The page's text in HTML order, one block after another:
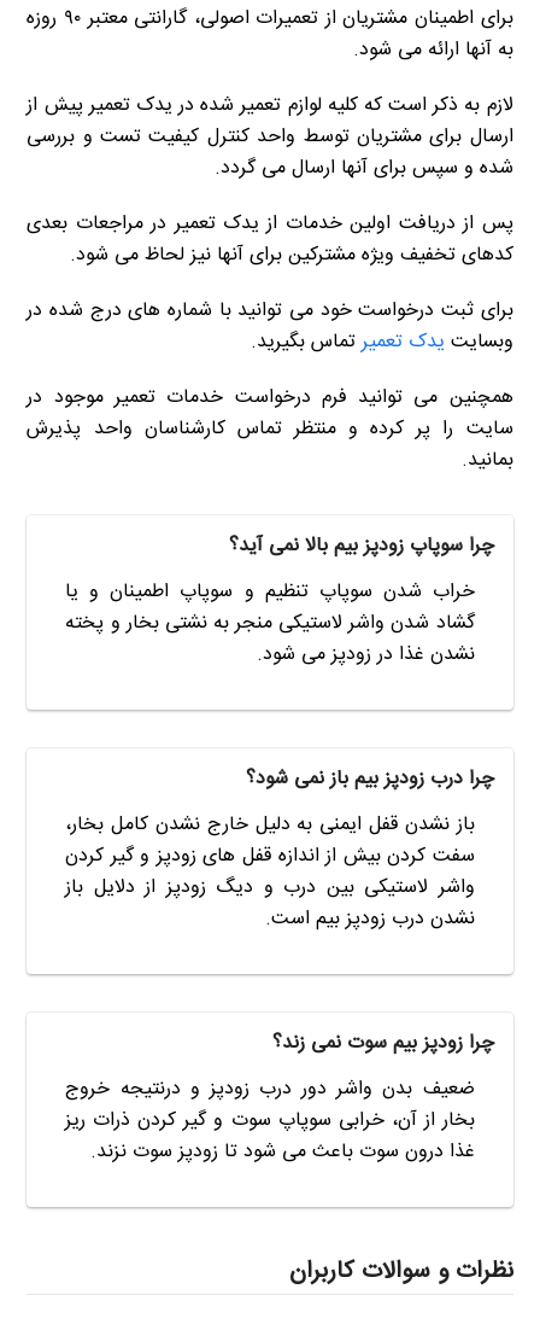
برای اطمینان مشتریان از تعمیرات اصولی، گارانتی معتبر ۹۰ روزه
به آنها ارائه می شود.
لازم به ذکر است که کلیه لوازم تعمیر شده در یدک تعمیر پیش از
ارسال برای مشتریان توسط واحد کنترل کیفیت تست و بررسی
شده و سپس برای آنها ارسال می گردد.
پس از دریافت اولین خدمات از یدک تعمیر در مراجعات بعدی
کدهای تخفیف ویژه مشترکین برای آنها نیز لحاظ می شود.
برای ثبت درخواست خود می توانید با شماره های درج شده در
وبسایت یدک تعمیرتماس بگیرید.
همچنین می توانید فرم درخواست خدمات تعمیر موجود در
سایت را پر کرده و منتظر تماس کارشناسان واحد پذیرش
بمانید.
چرا سوپاپ زودپز بیم بالا نمی آید؟
خراب شدن سوپاپ تنظیم و سوپاپ اطمینان و یا
گشاد شدن واشر لاستیکی منجر به نشتی بخار و پخته
نشدن غذا در زودپز می شود.
چرا درب زودپز بیم باز نمی شود؟
باز نشدن قفل ایمنی به دلیل خارج نشدن کامل بخار،
سفت کردن بیش از اندازه قفل های زودپز و گیر کردن
واشر لاستیکی بین درب و دیگ زودپز از دلایل باز
نشدن درب زودپز بیم است.
چرا زودپز بیم سوت نمی زند؟
ضعیف بدن واشر دور درب زودپز و درنتیجه خروج
بخار از آن، خرابی سوپاپ سوت و گیر کردن ذرات ریز
غذا درون سوت باعث می شود تا زودپز سوت نزند.
نظرات و سوالات کاربران